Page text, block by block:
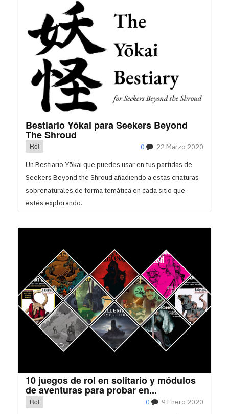
Bestiario Yōkai para Seekers Beyond
The Shroud
Rol 22 Marzo 2020
0
Un Bestiario Yōkai que puedes usar en tus partidas de
Seekers Beyond the Shroud añadiendo a estas criaturas
sobrenaturales de forma temática en cada sitio que
estés explorando.
10 juegos de rol en solitario y módulos
de aventuras para probar en...
Rol 9 Enero 2020
0